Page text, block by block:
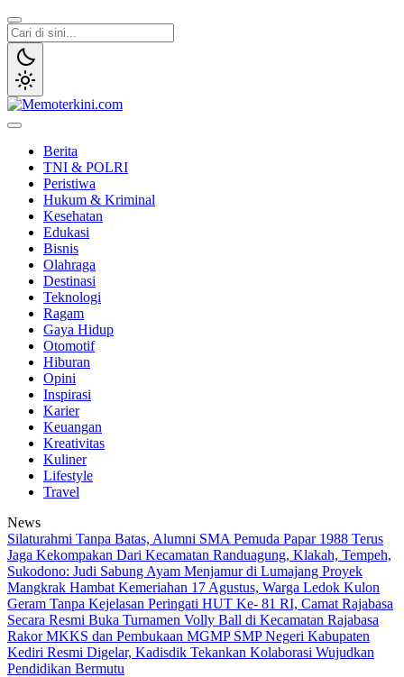
Lewati
ke
konten
Berita
TNI & POLRI
Peristiwa
Hukum & Kriminal
Kesehatan
Edukasi
Bisnis
Olahraga
Destinasi
Teknologi
Ragam
Gaya Hidup
Otomotif
Hiburan
Opini
Inspirasi
Karier
Keuangan
Kreativitas
Kuliner
Lifestyle
Travel
News
Silaturahmi Tanpa Batas, Alumni SMA Pemuda Papar 1988 Terus
Jaga Kekompakan ‎Dari Kecamatan Randuagung, Klakah, Tempeh,
Sukodono: Judi Sabung Ayam Menjamur di Lumajang ‎Proyek
Mangkrak Hambat Kemeriahan 17 Agustus, Warga Ledok Kulon
Geram Tanpa Kejelasan Peringati HUT Ke- 81 RI, Camat Rajabasa
Secara Resmi Buka Turnamen Volly Ball di Kecamatan Rajabasa
Rakor MKKS dan Pembukaan MGMP SMP Negeri Kabupaten
Kediri Resmi Digelar, Kadisdik Tekankan Kolaborasi Wujudkan
Pendidikan Bermutu